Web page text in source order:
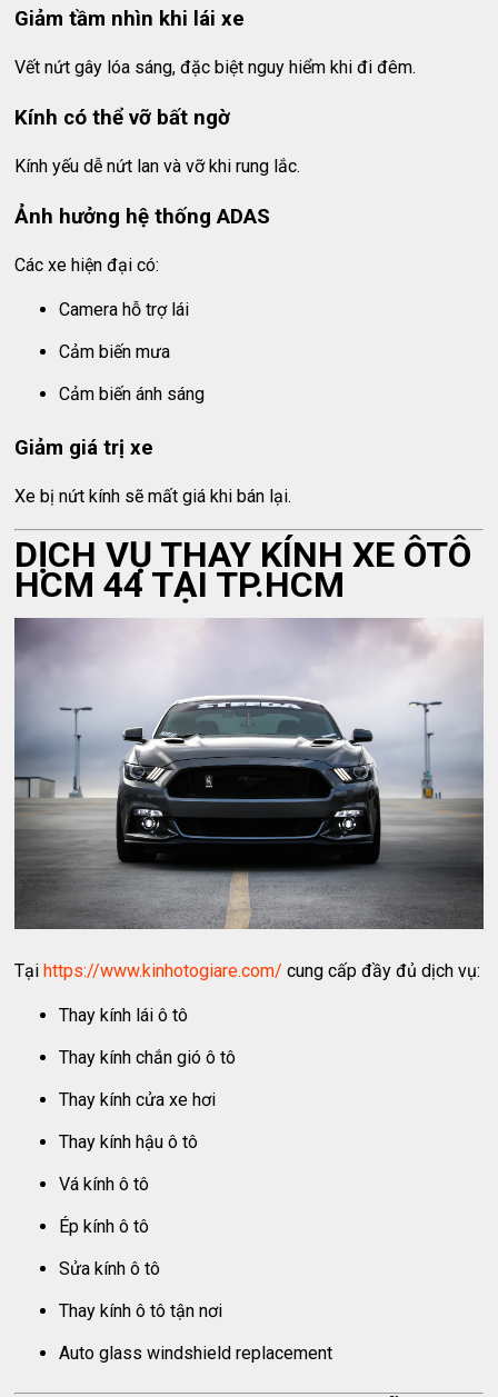
Giảm tầm nhìn khi lái xe
Vết nứt gây lóa sáng, đặc biệt nguy hiểm khi đi đêm.
Kính có thể vỡ bất ngờ
Kính yếu dễ nứt lan và vỡ khi rung lắc.
Ảnh hưởng hệ thống ADAS
Các xe hiện đại có:
Camera hỗ trợ lái
Cảm biến mưa
Cảm biến ánh sáng
Giảm giá trị xe
Xe bị nứt kính sẽ mất giá khi bán lại.
DỊCH VỤ THAY KÍNH XE ÔTÔ
HCM 44 TẠI TP.HCM
Tại https://www.kinhotogiare.com/ cung cấp đầy đủ dịch vụ:
Thay kính lái ô tô
Thay kính chắn gió ô tô
Thay kính cửa xe hơi
Thay kính hậu ô tô
Vá kính ô tô
Ép kính ô tô
Sửa kính ô tô
Thay kính ô tô tận nơi
Auto glass windshield replacement